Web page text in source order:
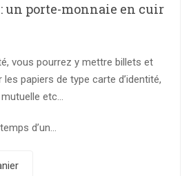
un porte-monnaie en cuir
vous pourrez y mettre billets et
papiers de type carte d’identité,
etc…
d’un…